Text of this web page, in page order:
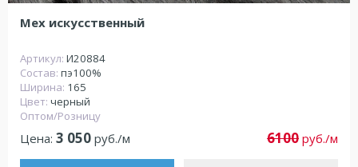
Мех искусственный
Артикул: И20884
Состав: пэ100%
Ширина: 165
Цвет: черный
Оптом/Розницу
Цена: 3 050 руб./м 6100 руб./м